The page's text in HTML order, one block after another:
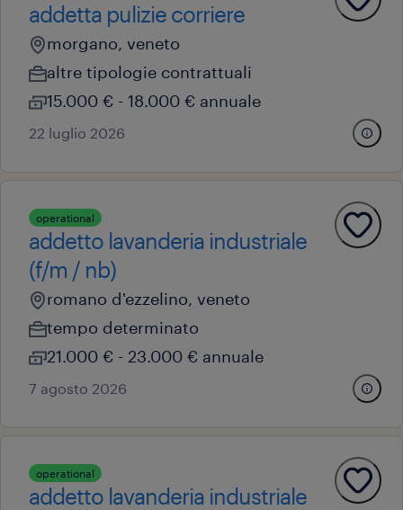
addetta pulizie corriere
morgano, veneto
altre tipologie contrattuali
15.000 € - 18.000 € annuale
22 luglio 2026
operational
addetto lavanderia industriale
(f/m / nb)
romano d'ezzelino, veneto
tempo determinato
21.000 € - 23.000 € annuale
7 agosto 2026
operational
addetto lavanderia industriale